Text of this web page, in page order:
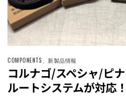
COMPONENTS 新製品情報
コルナゴ/スペシャ/ピ
ルートシステムが対応！